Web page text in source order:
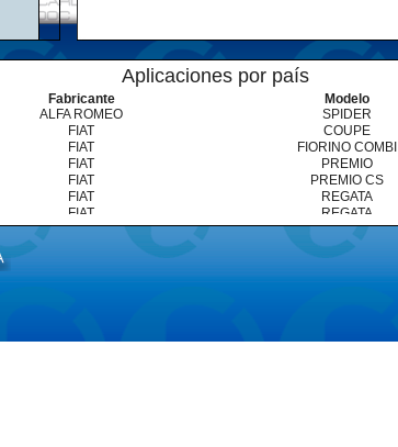
Aplicaciones por país
Fabricante Modelo
ALFA ROMEO SPIDER
FIAT COUPE
FIAT FIORINO COMBI
FIAT PREMIO
FIAT PREMIO CS
FIAT REGATA
FIAT REGATA
FIAT RITMO
RITMO
FIAT TEMPRA